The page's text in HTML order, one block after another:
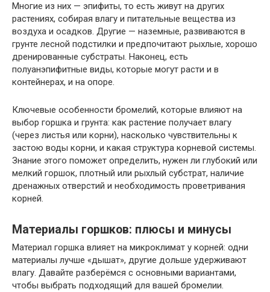
Многие из них — эпифиты, то есть живут на других
растениях, собирая влагу и питательные вещества из
воздуха и осадков. Другие — наземные, развиваются в
грунте лесной подстилки и предпочитают рыхлые, хорошо
дренированные субстраты. Наконец, есть
полуанэпифитные виды, которые могут расти и в
контейнерах, и на опоре.
Ключевые особенности бромелий, которые влияют на
выбор горшка и грунта: как растение получает влагу
(через листья или корни), насколько чувствительны к
застою воды корни, и какая структура корневой системы.
Знание этого поможет определить, нужен ли глубокий или
мелкий горшок, плотный или рыхлый субстрат, наличие
дренажных отверстий и необходимость проветривания
корней.
Материалы горшков: плюсы и минусы
Материал горшка влияет на микроклимат у корней: одни
материалы лучше «дышат», другие дольше удерживают
влагу. Давайте разберёмся с основными вариантами,
чтобы выбрать подходящий для вашей бромелии.